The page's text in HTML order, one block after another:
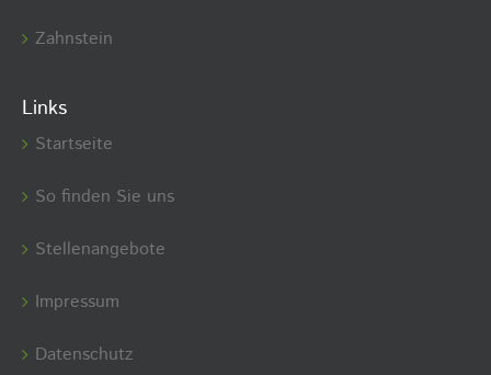
Zahnstein
Links
Startseite
So finden Sie uns
Stellenangebote
Impressum
Datenschutz